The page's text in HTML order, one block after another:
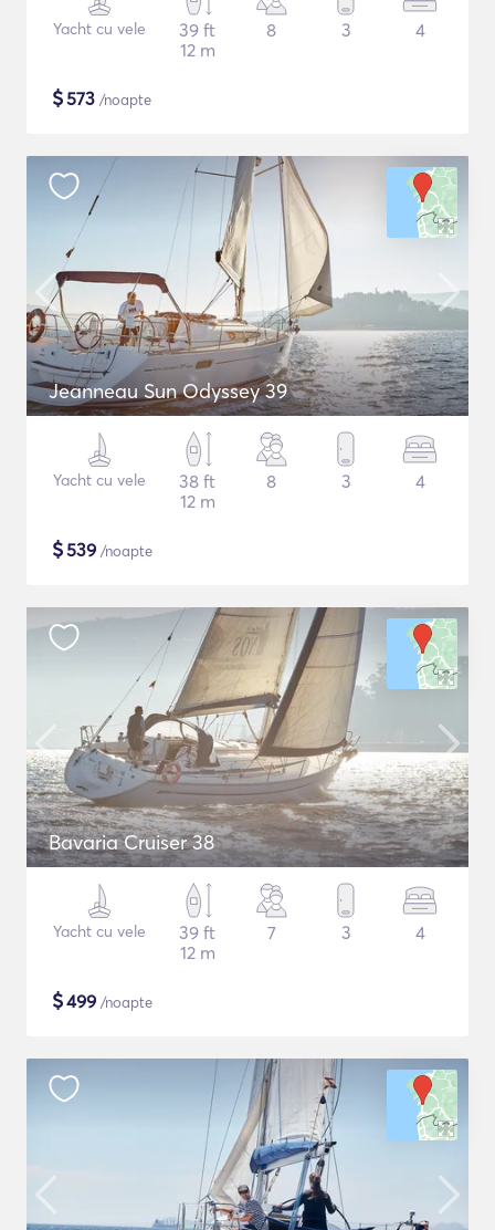
Yacht cu vele
39 ft
12 m
8 3 4
$573 /noapte
Jeanneau Sun Odyssey 39
Yacht cu vele
38 ft
12 m
8 3 4
$539 /noapte
Bavaria Cruiser 38
Yacht cu vele
39 ft
12 m
7 3 4
$499 /noapte